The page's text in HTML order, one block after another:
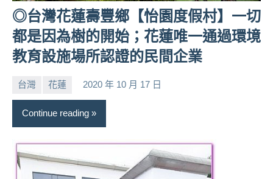
◎台灣花蓮壽豐鄉【怡園度假村】一切
都是因為樹的開始；花蓮唯一通過環境
教育設施場所認證的民間企業
台灣 花蓮 2020 年 10 月 17 日
小
No
comments
Continue reading